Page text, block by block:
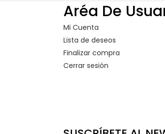
Aréa De
Mi Cuenta
Lista de deseos
Finalizar compra
Cerrar sesión